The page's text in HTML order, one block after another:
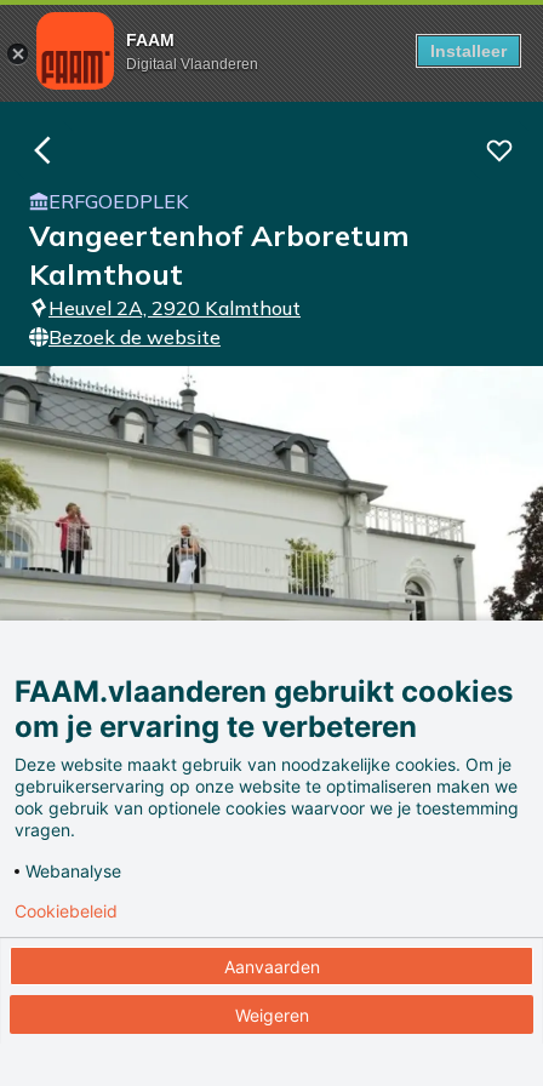
FAAM
Digitaal Vlaanderen
Installeer
ERFGOEDPLEK
Vangeertenhof Arboretum
Kalmthout
Heuvel 2A, 2920 Kalmthout
Bezoek de website
Arboretum Kalmthout is een wonderlijke plek. Sinds
1856 zijn er in de 12,5 hectare bomentuin ruim 7.000
plantensoorten uit de hele wereld verzameld. Elk
FAAM.vlaanderen gebruikt cookies
om je ervaring te verbeteren
Deze website maakt gebruik van noodzakelijke cookies. Om je
gebruikerservaring op onze website te optimaliseren maken we
ook gebruik van optionele cookies waarvoor we je toestemming
vragen.
Webanalyse
Aanvaarden
Weigeren
Cookiebeleid